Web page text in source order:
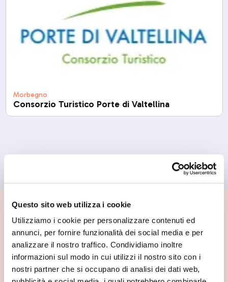
Questo sito web utilizza i cookie
Utilizziamo i cookie per personalizzare contenuti ed
annunci, per fornire funzionalità dei social media e per
analizzare il nostro traffico. Condividiamo inoltre
informazioni sul modo in cui utilizzi il nostro sito con i
nostri partner che si occupano di analisi dei dati web,
Morbegno
Consorzio Turistico Porte di Valtellina
📍 Cosa vedere nei dintorni
Se vuoi scoprire di più su questa zona, qui trovi altri
spunti utili.